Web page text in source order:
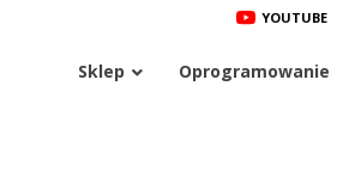
YOUTUBE
Sklep Oprogramowanie